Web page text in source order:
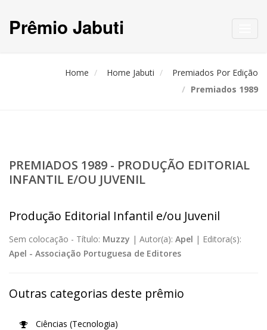
Prêmio Jabuti
Home Home Jabuti
Premiados Por Edição
Premiados 1989
PREMIADOS 1989 - PRODUÇÃO EDITORIAL
INFANTIL E/OU JUVENIL
Produção Editorial Infantil e/ou Juvenil
Sem colocação - Título: Muzzy | Autor(a): Apel | Editora(s):
Apel - Associação Portuguesa de Editores
Outras categorias deste prêmio
Ciências (Tecnologia)